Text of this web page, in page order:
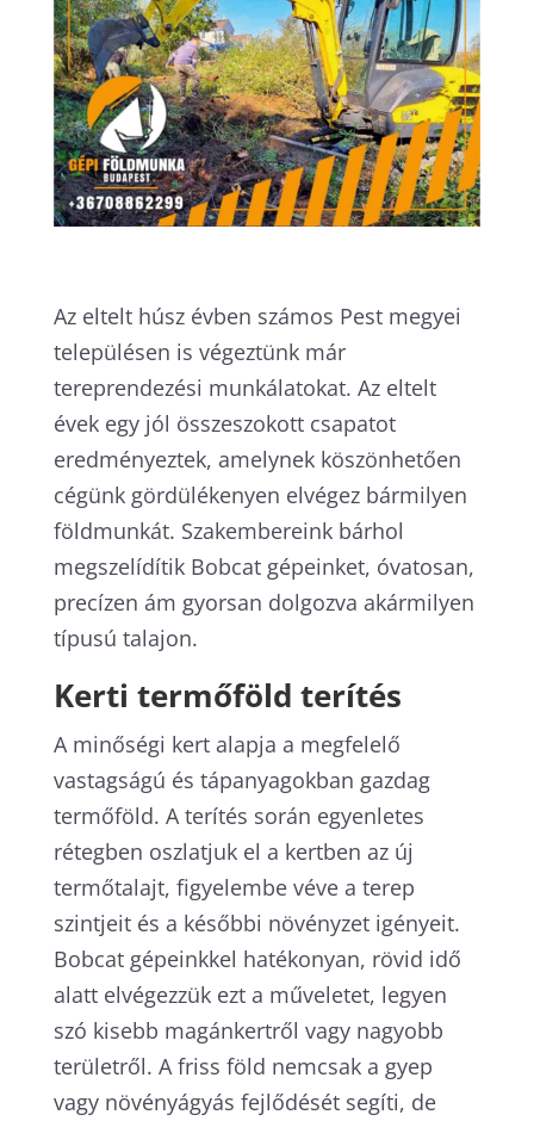
Az eltelt húsz évben számos Pest megyei
településen is végeztünk már
tereprendezési munkálatokat. Az eltelt
évek egy jól összeszokott csapatot
eredményeztek, amelynek köszönhetően
cégünk gördülékenyen elvégez bármilyen
földmunkát. Szakembereink bárhol
megszelídítik Bobcat gépeinket, óvatosan,
precízen ám gyorsan dolgozva akármilyen
típusú talajon.
Kerti termőföld terítés
A minőségi kert alapja a megfelelő
vastagságú és tápanyagokban gazdag
termőföld. A terítés során egyenletes
rétegben oszlatjuk el a kertben az új
termőtalajt, figyelembe véve a terep
szintjeit és a későbbi növényzet igényeit.
Bobcat gépeinkkel hatékonyan, rövid idő
alatt elvégezzük ezt a műveletet, legyen
szó kisebb magánkertről vagy nagyobb
területről. A friss föld nemcsak a gyep
vagy növényágyás fejlődését segíti, de